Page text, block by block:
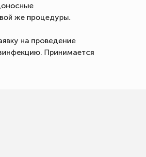
же процедуры.
на проведение
Принимается